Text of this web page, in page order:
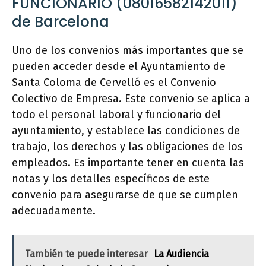
de Barcelona
Uno de los convenios más importantes que se
pueden acceder desde el Ayuntamiento de
Santa Coloma de Cervelló es el Convenio
Colectivo de Empresa. Este convenio se aplica a
todo el personal laboral y funcionario del
ayuntamiento, y establece las condiciones de
trabajo, los derechos y las obligaciones de los
empleados. Es importante tener en cuenta las
notas y los detalles específicos de este
convenio para asegurarse de que se cumplen
adecuadamente.
También te puede interesar
La Audiencia